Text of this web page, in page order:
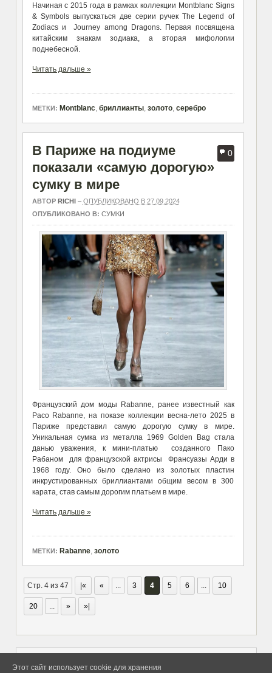
Начиная с 2015 года в рамках коллекции Montblanc Signs
& Symbols выпускаться две серии ручек The Legend of
Zodiacs и Journey among Dragons. Первая посвящена
китайским знакам зодиака, а вторая мифологии
поднебесной.
Читать дальше »
МЕТКИ: Montblanc, бриллианты, золото, серебро
0
В Париже на подиуме
показали «самую дорогую»
сумку в мире
АВТОР RICHI– ОПУБЛИКОВАНО В 27.09.2024
ОПУБЛИКОВАНО В: СУМКИ
Французский дом моды Rabanne, ранее известный как
Paco Rabanne, на показе коллекции весна-лето 2025 в
Париже представил самую дорогую сумку в мире.
Уникальная сумка из металла 1969 Golden Bag стала
данью уважения, к мини-платью созданного Пако
Рабаном для французской актрисы Франсуазы Арди в
1968 году. Оно было сделано из золотых пластин
инкрустированных бриллиантами общим весом в 300
карата, став самым дорогим платьем в мире.
Читать дальше »
МЕТКИ: Rabanne, золото
Стр. 4 из 47 |« « ... 3 4 5 6 ... 10
20 ... » »|
Этот сайт использует cookie для хранения